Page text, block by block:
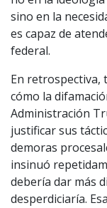
sino en la
es capaz de
federal.
En retrospectiva,
cómo la
Administración
justificar sus
demoras
insinuó
debería dar más
desperdiciaría.